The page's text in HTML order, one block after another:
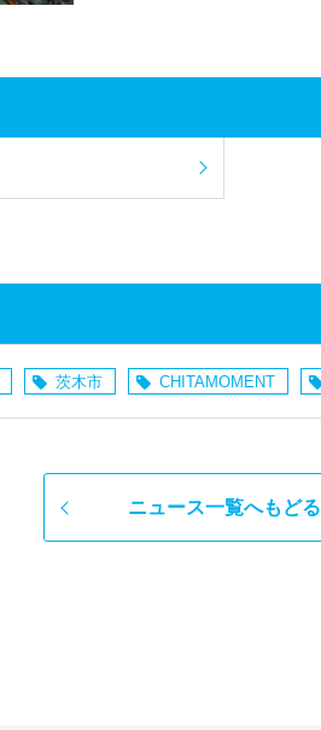
茨木市 CHITAMOMENT
ニュース一覧へもどる